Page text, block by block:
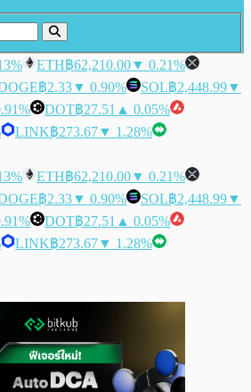
ETH฿62,210.00▼ 0.21%
฿2.33▼ 0.90% SOL฿2,448.99▼
DOT฿27.51 ▲ 0.05%
LINK฿273.67▼ 1.28%
ETH฿62,210.00▼ 0.21%
฿2.33▼ 0.90% SOL฿2,448.99▼
DOT฿27.51 ▲ 0.05%
LINK฿273.67▼ 1.28%